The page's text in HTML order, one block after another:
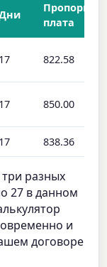
плата
17 822.58
17 850.00
17 838.36
разных
27 в данном
и
договоре